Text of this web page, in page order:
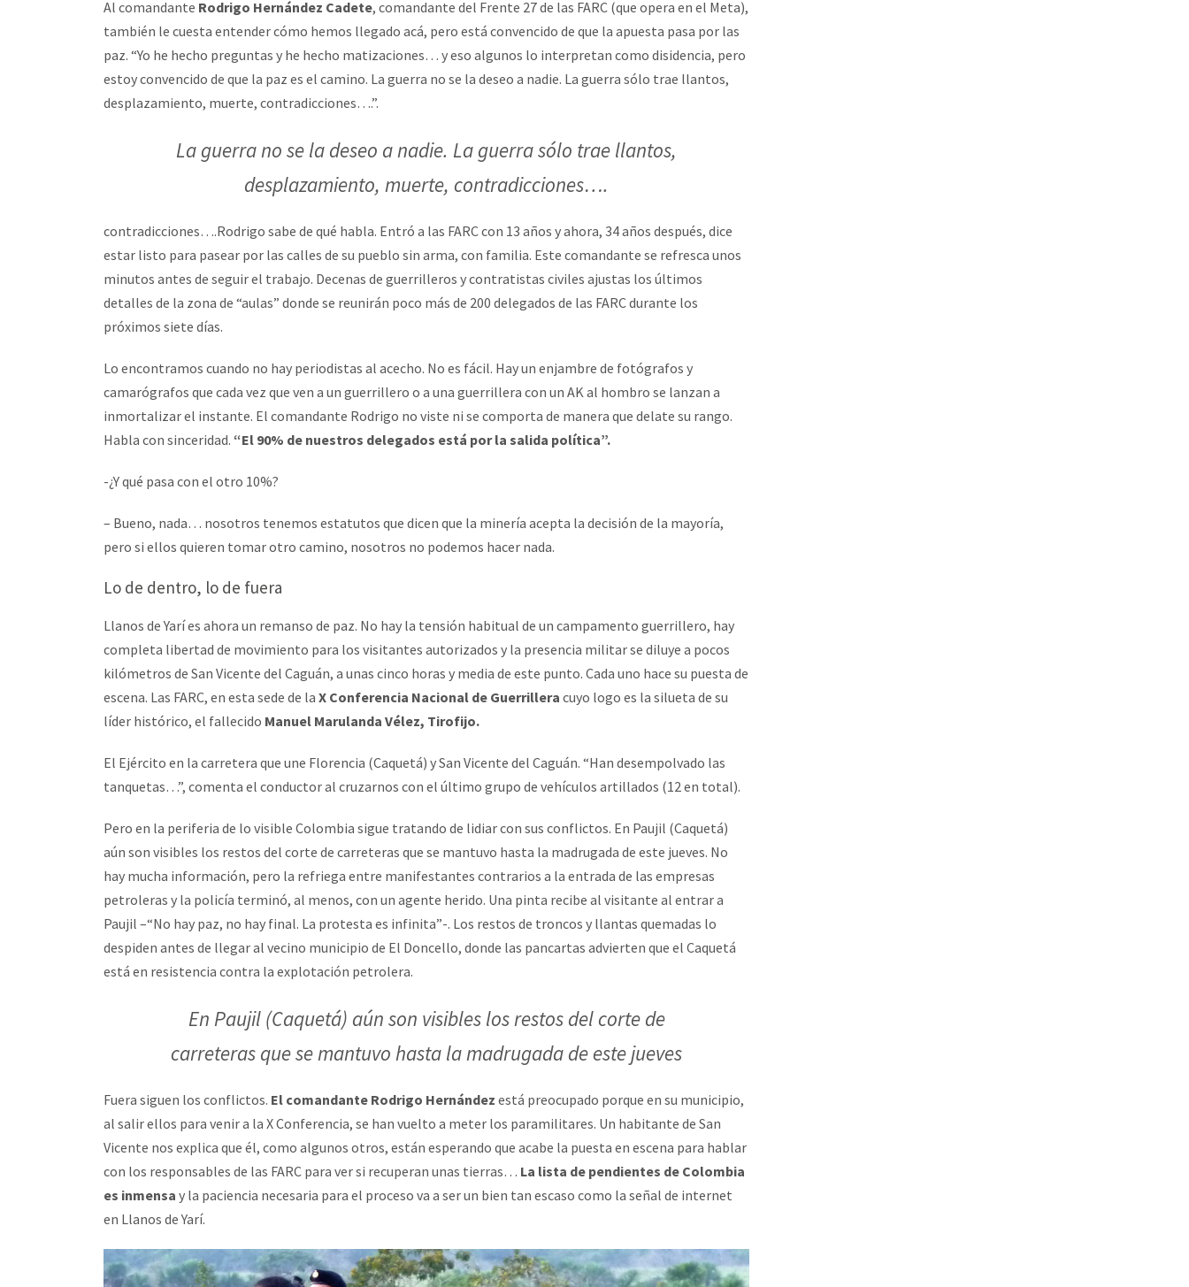
Al comandante Rodrigo Hernández Cadete, comandante del Frente 27 de las FARC (que opera en el Meta),
también le cuesta entender cómo hemos llegado acá, pero está convencido de que la apuesta pasa por las
paz. “Yo he hecho preguntas y he hecho matizaciones… y eso algunos lo interpretan como disidencia, pero
estoy convencido de que la paz es el camino. La guerra no se la deseo a nadie. La guerra sólo trae llantos,
desplazamiento, muerte, contradicciones….”.
La guerra no se la deseo a nadie. La guerra sólo trae llantos,
desplazamiento, muerte, contradicciones….
contradicciones….Rodrigo sabe de qué habla. Entró a las FARC con 13 años y ahora, 34 años después, dice
estar listo para pasear por las calles de su pueblo sin arma, con familia. Este comandante se refresca unos
minutos antes de seguir el trabajo. Decenas de guerrilleros y contratistas civiles ajustas los últimos
detalles de la zona de “aulas” donde se reunirán poco más de 200 delegados de las FARC durante los
próximos siete días.
Lo encontramos cuando no hay periodistas al acecho. No es fácil. Hay un enjambre de fotógrafos y
camarógrafos que cada vez que ven a un guerrillero o a una guerrillera con un AK al hombro se lanzan a
inmortalizar el instante. El comandante Rodrigo no viste ni se comporta de manera que delate su rango.
Habla con sinceridad. “El 90% de nuestros delegados está por la salida política”.
-¿Y qué pasa con el otro 10%?
– Bueno, nada… nosotros tenemos estatutos que dicen que la minería acepta la decisión de la mayoría,
pero si ellos quieren tomar otro camino, nosotros no podemos hacer nada.
Lo de dentro, lo de fuera
Llanos de Yarí es ahora un remanso de paz. No hay la tensión habitual de un campamento guerrillero, hay
completa libertad de movimiento para los visitantes autorizados y la presencia militar se diluye a pocos
kilómetros de San Vicente del Caguán, a unas cinco horas y media de este punto. Cada uno hace su puesta de
escena. Las FARC, en esta sede de la X Conferencia Nacional de Guerrillera cuyo logo es la silueta de su
líder histórico, el fallecido Manuel Marulanda Vélez, Tirofijo.
El Ejército en la carretera que une Florencia (Caquetá) y San Vicente del Caguán. “Han desempolvado las
tanquetas…”, comenta el conductor al cruzarnos con el último grupo de vehículos artillados (12 en total).
Pero en la periferia de lo visible Colombia sigue tratando de lidiar con sus conflictos. En Paujil (Caquetá)
aún son visibles los restos del corte de carreteras que se mantuvo hasta la madrugada de este jueves. No
hay mucha información, pero la refriega entre manifestantes contrarios a la entrada de las empresas
petroleras y la policía terminó, al menos, con un agente herido. Una pinta recibe al visitante al entrar a
Paujil –“No hay paz, no hay final. La protesta es infinita”-. Los restos de troncos y llantas quemadas lo
despiden antes de llegar al vecino municipio de El Doncello, donde las pancartas advierten que el Caquetá
está en resistencia contra la explotación petrolera.
En Paujil (Caquetá) aún son visibles los restos del corte de
carreteras que se mantuvo hasta la madrugada de este jueves
Fuera siguen los conflictos. El comandante Rodrigo Hernández está preocupado porque en su municipio,
al salir ellos para venir a la X Conferencia, se han vuelto a meter los paramilitares. Un habitante de San
Vicente nos explica que él, como algunos otros, están esperando que acabe la puesta en escena para hablar
con los responsables de las FARC para ver si recuperan unas tierras… La lista de pendientes de Colombia
es inmensa y la paciencia necesaria para el proceso va a ser un bien tan escaso como la señal de internet
en Llanos de Yarí.